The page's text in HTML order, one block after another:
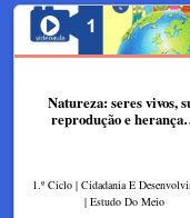
Natureza: seres vivos,
reprodução e
1.º Ciclo | Cidadania E
| Estudo Do Meio